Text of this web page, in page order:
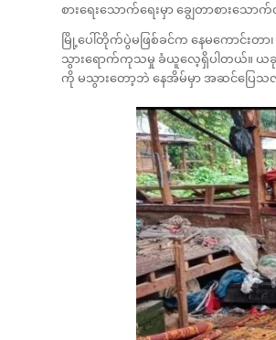
စားရေးသောက်ရေးမှာ ချွေတာစား
မြို့ပေါ်တိုက်ပွဲမဖြစ်ခင်က နေမကောင်းတ
သွားရောက်ကုသမှု ခံယူလေ့ရှိပါတယ်။ ယခုအခ
ကို မသွားတော့ဘဲ နေအိမ်မှာ အဆင်ပြေ